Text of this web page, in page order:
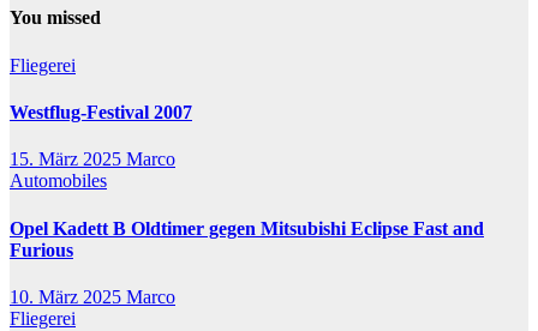
You missed
Fliegerei
Westflug-Festival 2007
15. März 2025 Marco
Automobiles
Opel Kadett B Oldtimer gegen Mitsubishi Eclipse Fast and
Furious
10. März 2025 Marco
Fliegerei